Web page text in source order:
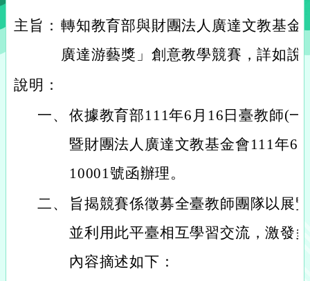
主旨： 轉知教育部與財團法人廣達文教基金
廣達游藝獎」創意教學競賽，詳如說
說明：
一、 依據教育部111年6月16日臺教師(
暨財團法人廣達文教基金會111年6
10001號函辦理。
二、
旨揭競賽係徵募全臺教師團隊以展
並利用此平臺相互學習交流，激發
內容摘述如下：